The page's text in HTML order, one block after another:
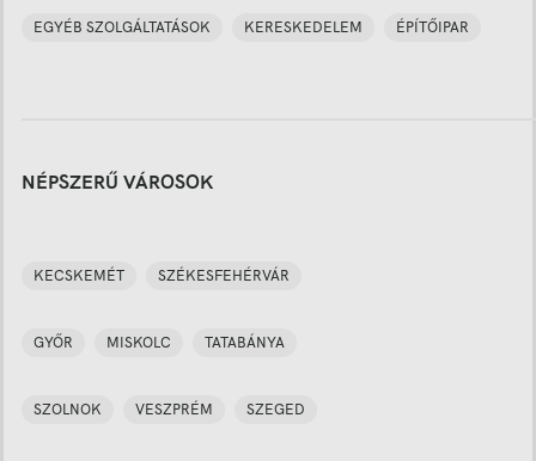
EGYÉB SZOLGÁLTATÁSOK KERESKEDELEM ÉPÍTŐIPAR
NÉPSZERŰ VÁROSOK
KECSKEMÉT SZÉKESFEHÉRVÁR
GYŐR MISKOLC TATABÁNYA
SZOLNOK VESZPRÉM SZEGED